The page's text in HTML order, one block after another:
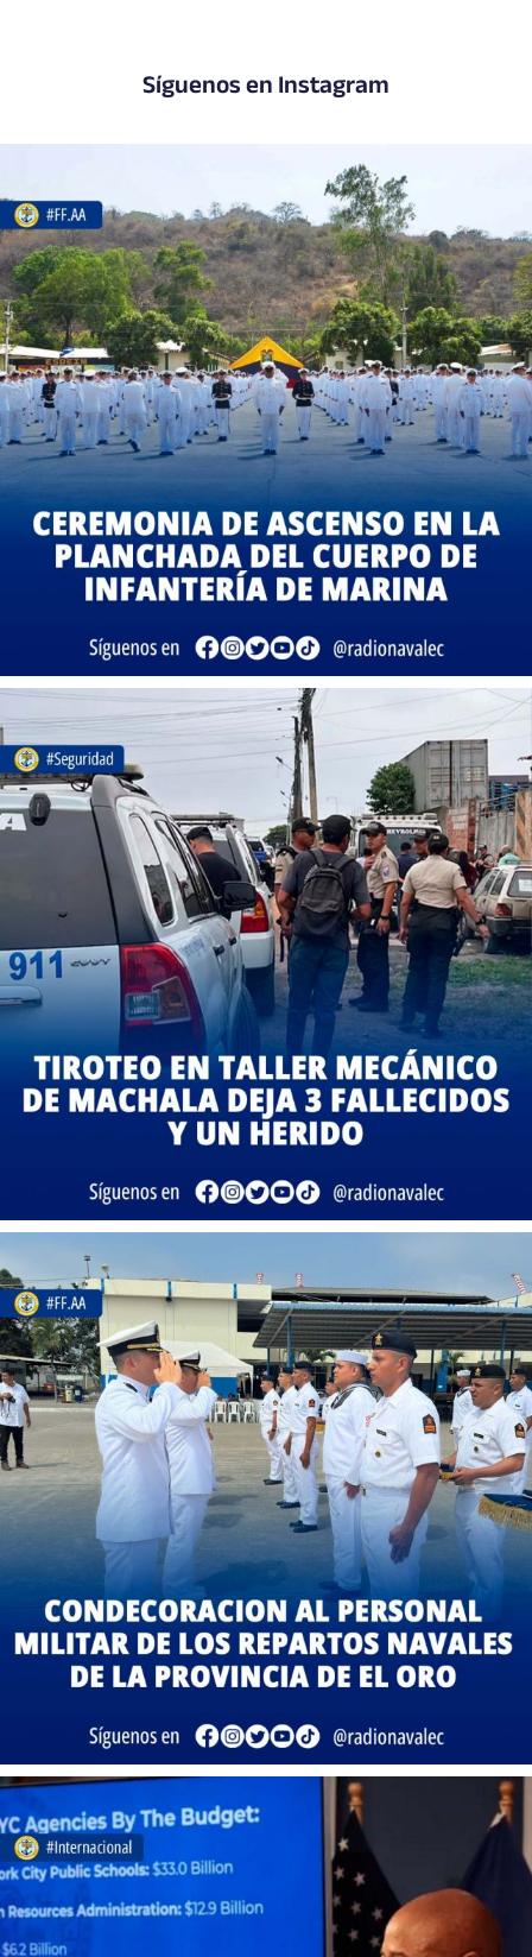
Síguenos en Instagram